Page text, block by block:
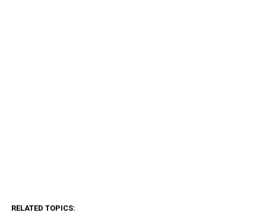
RELATED TOPICS: